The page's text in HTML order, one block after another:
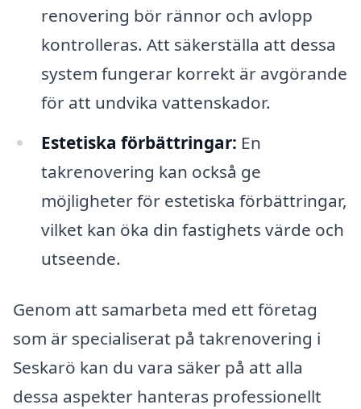
renovering bör rännor och avlopp
kontrolleras. Att säkerställa att dessa
system fungerar korrekt är avgörande
för att undvika vattenskador.
Estetiska förbättringar: En
takrenovering kan också ge
möjligheter för estetiska förbättringar,
vilket kan öka din fastighets värde och
utseende.
Genom att samarbeta med ett företag
som är specialiserat på takrenovering i
Seskarö kan du vara säker på att alla
dessa aspekter hanteras professionellt